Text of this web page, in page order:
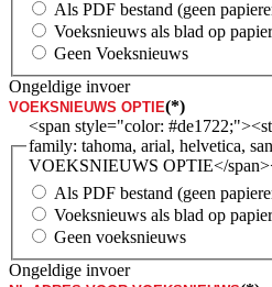
Als PDF bestand (geen
Voeksnieuws als blad op papier
Geen Voeksnieuws
Ongeldige invoer
VOEKSNIEUWS OPTIE(*)
<span style="color:
family: tahoma, arial, helvetica,
VOEKSNIEUWS OPTIE</
Als PDF bestand (geen
Voeksnieuws als blad op
Geen voeksnieuws
Ongeldige invoer